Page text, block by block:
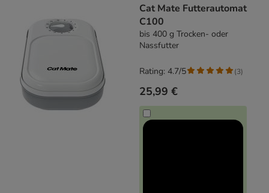
Cat Mate Futterautomat
C100
bis 400 g Trocken- oder
Nassfutter
25,99 €
Rating: 4.7/5 (3)